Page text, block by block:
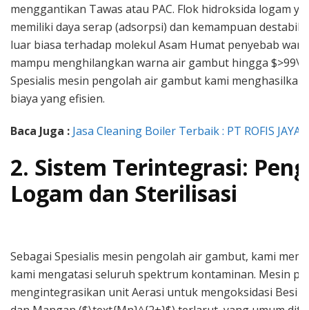
menggantikan Tawas atau PAC. Flok hidroksida logam
memiliki daya serap (adsorpsi) dan kemampuan
luar biasa terhadap molekul Asam Humat penyebab
mampu menghilangkan warna air gambut hingga
Spesialis mesin pengolah air gambut kami
biaya yang efisien.
Baca Juga : Jasa Cleaning Boiler Terbaik : PT ROFIS JAYA
2. Sistem Terintegrasi:
Logam dan Sterilisasi
Sebagai Spesialis mesin pengolah air gambut, kami
kami mengatasi seluruh spektrum kontaminan. Mesin
mengintegrasikan unit Aerasi untuk mengoksidasi Besi